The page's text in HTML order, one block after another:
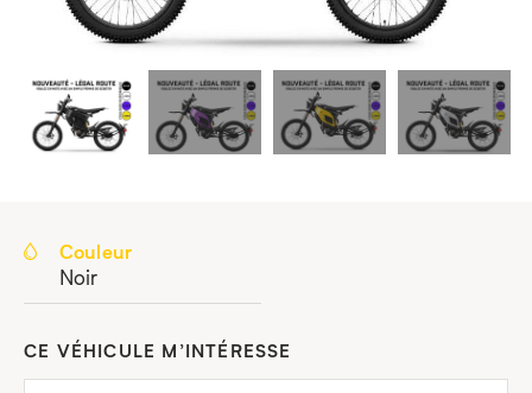
Couleur
Noir
CE VÉHICULE M’INTÉRESSE